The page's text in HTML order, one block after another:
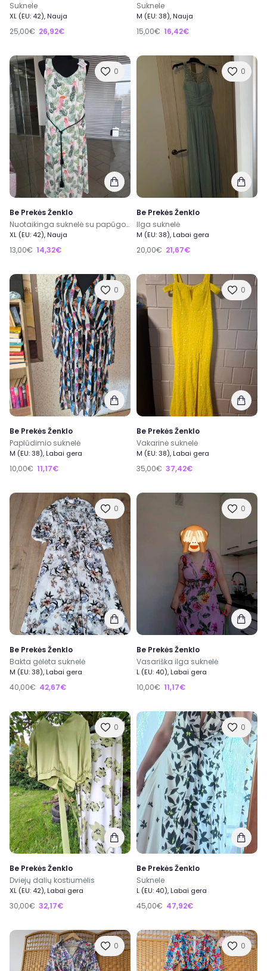
Suknele
XL (EU: 42), Nauja
25,00€ 26,92€
Suknele
M (EU: 38), Nauja
15,00€ 16,42€
0
Be Prekės Ženklo
Nuotaikinga suknelė su papūgomis
XL (EU: 42), Nauja
13,00€ 14,32€
0
Be Prekės Ženklo
Ilga suknelė
M (EU: 38), Labai gera
20,00€ 21,67€
0
Be Prekės Ženklo
Paplūdimio suknelė
M (EU: 38), Labai gera
10,00€ 11,17€
0
Be Prekės Ženklo
Vakarinė suknelė
M (EU: 38), Labai gera
35,00€ 37,42€
0
Be Prekės Ženklo
Bakta gėlėta suknelė
M (EU: 38), Labai gera
40,00€ 42,67€
0
Be Prekės Ženklo
Vasariška ilga suknelė
L (EU: 40), Labai gera
10,00€ 11,17€
0
Be Prekės Ženklo
Dviejų dalių kostiumėlis
XL (EU: 42), Labai gera
30,00€ 32,17€
0
Be Prekės Ženklo
Suknele
L (EU: 40), Labai gera
45,00€ 47,92€
0 0